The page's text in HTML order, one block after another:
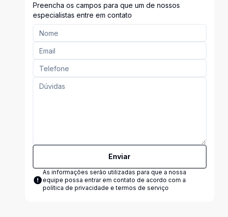
Preencha os campos para que um de nossos
especialistas entre em contato
Enviar
As informações serão utilizadas para que a nossa
equipe possa entrar em contato de acordo com a
política de privacidade e termos de serviço